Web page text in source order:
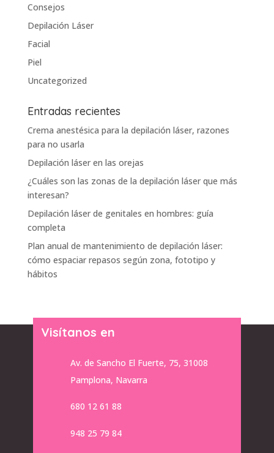
Consejos
Depilación Láser
Facial
Piel
Uncategorized
Entradas recientes
Crema anestésica para la depilación láser, razones
para no usarla
Depilación láser en las orejas
¿Cuáles son las zonas de la depilación láser que más
interesan?
Depilación láser de genitales en hombres: guía
completa
Plan anual de mantenimiento de depilación láser:
cómo espaciar repasos según zona, fototipo y
hábitos
Visítanos en
Av. de Sancho El Fuerte, 75, 31008
Pamplona, Navarra
680 12 61 88
948 25 79 84